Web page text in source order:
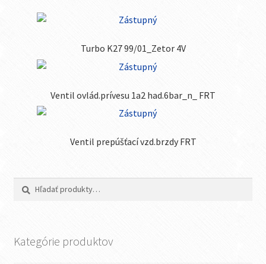
Turbo K27 99/01_Zetor 4V
Ventil ovlád.prívesu 1a2 had.6bar_n_ FRT
Ventil prepúšťací vzd.brzdy FRT
Hľadať:
Vyhľadávanie
Kategórie produktov